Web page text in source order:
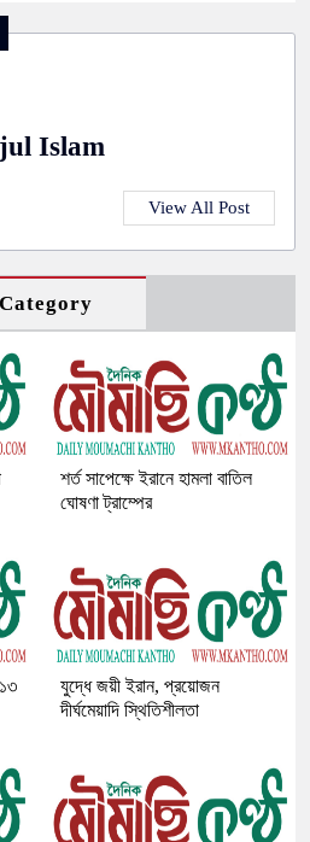
Islam
View All Post
শর্ত সাপেক্ষে ইরানে হামলা বাতিল
ঘোষণা ট্রাম্পের
যুদ্ধে জয়ী ইরান, প্রয়োজন
দীর্ঘমেয়াদি স্থিতিশীলতা